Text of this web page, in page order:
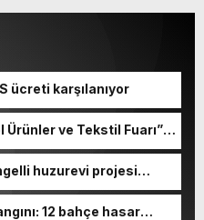
ücreti karşılanıyor
ve Tekstil Fuarı”
huzurevi projesi
12 bahçe hasar